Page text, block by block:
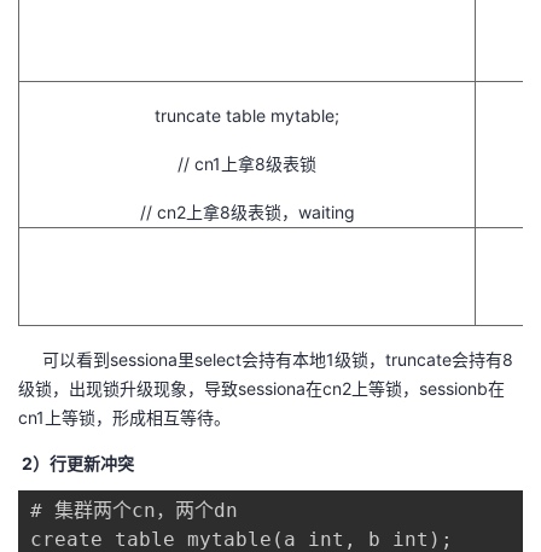
truncate table mytable;
// cn1上拿8级表锁
// cn2上拿8级表锁，waiting
可以看到sessiona里select会持有本地1级锁，truncate会持有8
级锁，出现锁升级现象，导致sessiona在cn2上等锁，sessionb在
cn1上等锁，形成相互等待。
2）行更新冲突
# 集群两个cn，两个dn
create table mytable(a int, b int);